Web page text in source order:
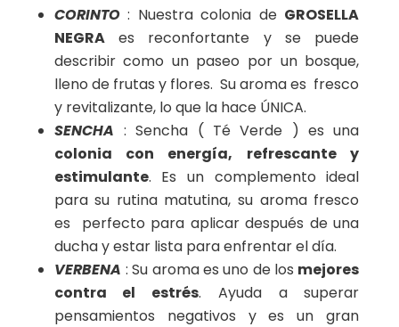
CORINTO: Nuestra colonia de GROSELLA
NEGRAes reconfortante y se puede
describir como un paseo por un bosque,
lleno de frutas y flores. Su aroma es fresco
y revitalizante, lo que la hace ÚNICA.
SENCHA : Sencha ( Té Verde ) es una
colonia con energía, refrescante y
estimulante. Es un complemento ideal
para su rutina matutina, su aroma fresco
es perfecto para aplicar después de una
ducha y estar lista para enfrentar el día.
VERBENA : Su aroma es uno de los mejores
contra el estrés. Ayuda a superar
pensamientos negativos y es un gran